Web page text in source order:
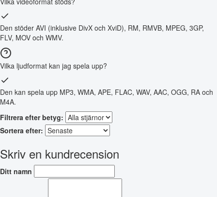
Den stöder AVI (inklusive DivX och XviD), RM, RMVB, MPEG, 3GP,
FLV, MOV och WMV.
Vilka ljudformat kan jag spela upp?
Den kan spela upp MP3, WMA, APE, FLAC, WAV, AAC, OGG, RA och
M4A.
Filtrera efter betyg:
Sortera efter:
Skriv en kundrecension
Ditt namn